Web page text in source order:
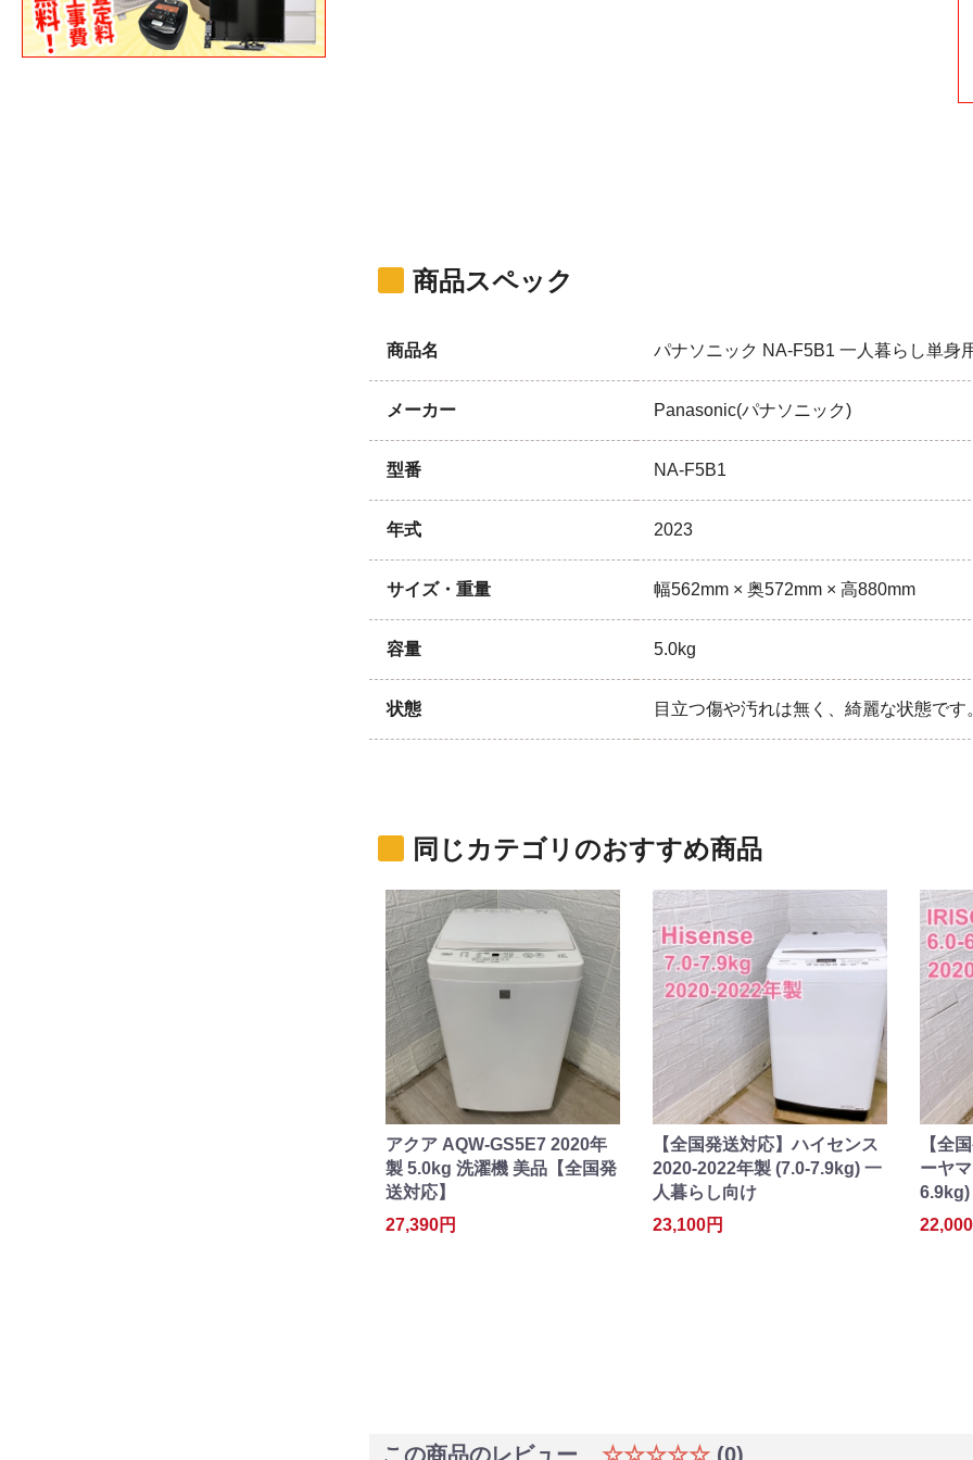
商品スペック
商品名 パナソニック NA-F5B1 一人暮らし単身
メーカー Panasonic(パナソニック)
型番 NA-F5B1
年式 2023
サイズ・重量 幅562mm × 奥572mm × 高880mm
容量 5.0kg
状態 目立つ傷や汚れは無く、綺麗な状態です
同じカテゴリのおすすめ商品
アクア AQW-GS5E7 2020年
製 5.0kg 洗濯機 美品【全国発
送対応】
27,390円
【全国発送対応】ハイセンス
2020-2022年製 (7.0-7.9kg) 一
人暮らし向け
23,100円
【全
ーヤ
6.9kg)
この商品のレビュー ☆☆☆☆☆ (0)